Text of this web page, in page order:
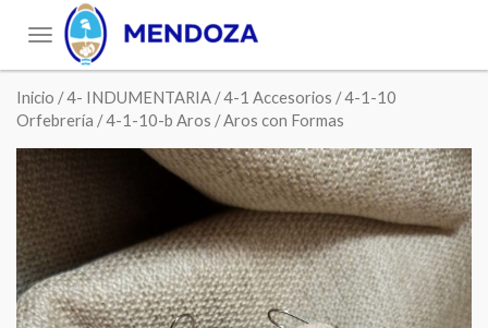
Toggle
navigation
Inicio /4- INDUMENTARIA /4-1 Accesorios /4-1-10
Orfebrería /4-1-10-b Aros / Aros con Formas